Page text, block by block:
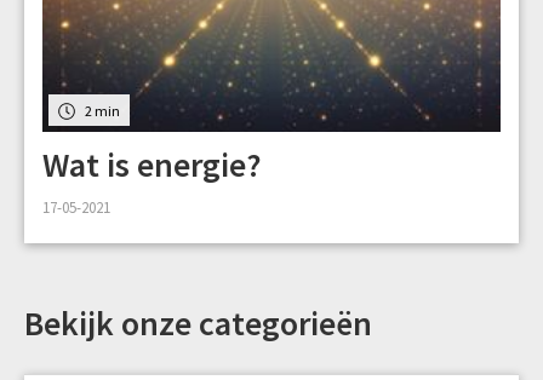
2 min
Wat is energie?
17-05-2021
Bekijk onze categorieën